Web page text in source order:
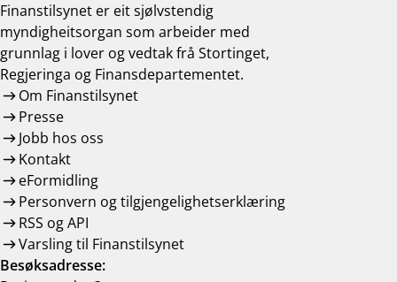
Finanstilsynet er eit sjølvstendig
myndigheitsorgan som arbeider med
grunnlag i lover og vedtak frå Stortinget,
Regjeringa og Finansdepartementet.
Om Finanstilsynet
Presse
Jobb hos oss
Kontakt
eFormidling
Personvern og tilgjengelighetserklæring
RSS og API
Varsling til Finanstilsynet
Besøksadresse: